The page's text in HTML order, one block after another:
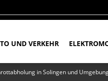
UND VERKEHR
in Solingen und